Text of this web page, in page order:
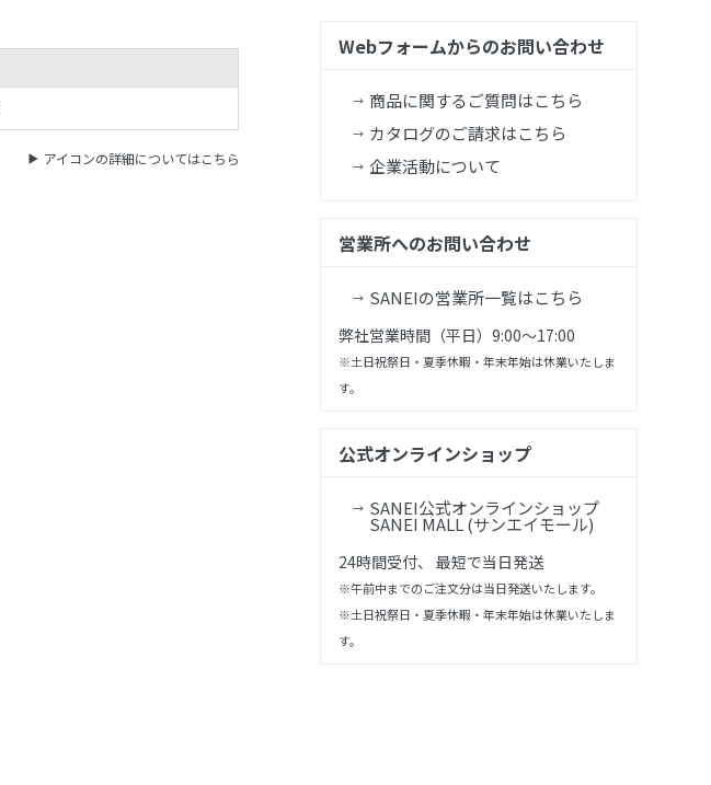
アイコンの詳細についてはこちら
Webフォームからのお問い合わせ
商品に関するご質問はこちら
カタログのご請求はこちら
企業活動について
営業所へのお問い合わせ
SANEIの営業所一覧はこちら
弊社営業時間（平日）9:00～17:00
※土日祝祭日・夏季休暇・年末年始は休業いたしま
す。
公式オンラインショップ
SANEI公式オンラインショップ
SANEI MALL (サンエイモール)
24時間受付、 最短で当日発送
※午前中までのご注文分は当日発送いたします。
※土日祝祭日・夏季休暇・年末年始は休業いたしま
す。